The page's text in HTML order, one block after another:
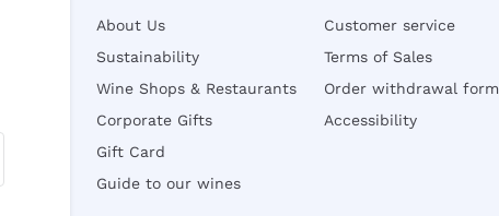
About Us
Sustainability
Wine Shops & Restaurants
Corporate Gifts
Gift Card
Guide to our wines
Customer service
Terms of Sales
Order withdrawal form
Accessibility